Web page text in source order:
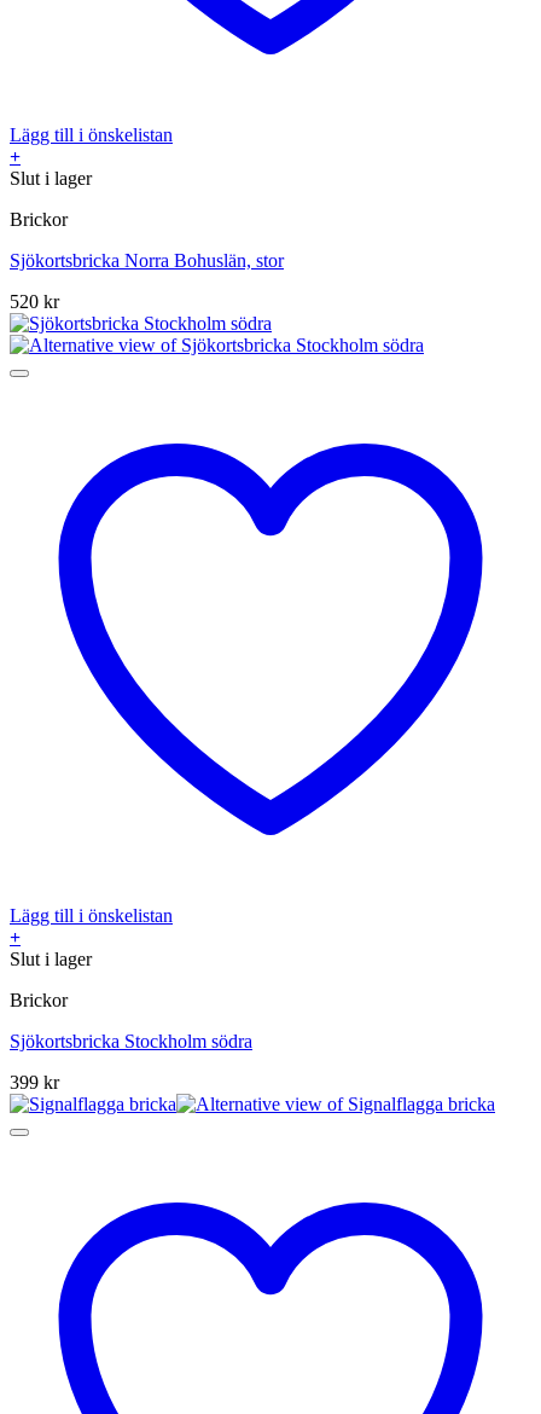
Lägg till i önskelistan
+
Slut i lager
Brickor
Sjökortsbricka Norra Bohuslän, stor
520 kr
Lägg till i önskelistan
+
Slut i lager
Brickor
Sjökortsbricka Stockholm södra
399 kr